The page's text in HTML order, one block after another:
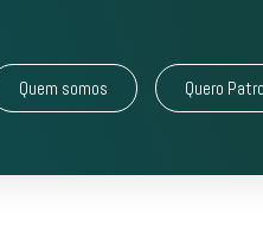
Quem somos Quero